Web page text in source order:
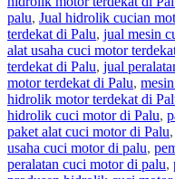
palu, Jual hidrolik cucian
terdekat di Palu, jual mesin
alat usaha cuci motor
terdekat di Palu, jual
motor terdekat di Palu,
hidrolik motor terdekat di
hidrolik cuci motor di Palu,
paket alat cuci motor di Palu,
usaha cuci motor di palu,
peralatan cuci motor di palu,